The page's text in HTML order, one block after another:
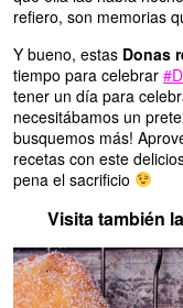
refiero, son memorias
Y bueno, estas Donas
tiempo para celebrar
tener un día para
necesitábamos un
busquemos más!
recetas con este
pena el sacrificio
Visita también